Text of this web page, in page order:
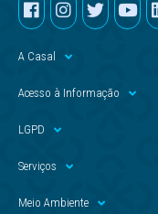
A Casal
Acesso à Informação
LGPD
Serviços
Meio Ambiente